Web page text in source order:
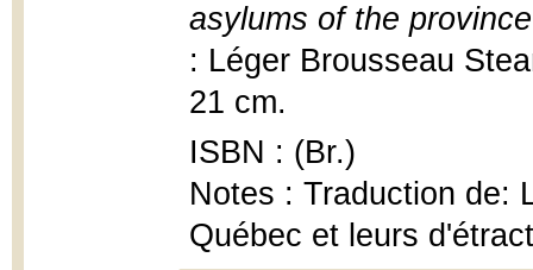
asylums of the
: Léger Brousseau
21 cm.
ISBN : (Br.)
Notes : Traduction de:
Québec et leurs